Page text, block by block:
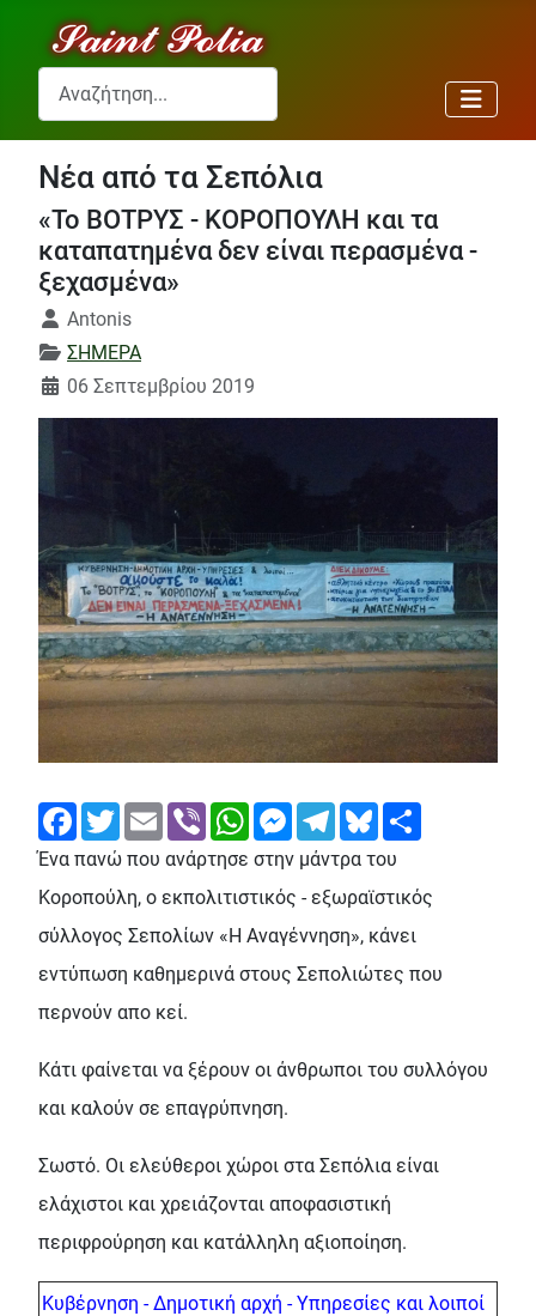
Αναζήτηση...
Νέα από τα Σεπόλια
«Το ΒΟΤΡΥΣ - ΚΟΡΟΠΟΥΛΗ και τα
καταπατημένα δεν είναι περασμένα -
ξεχασμένα»
Λεπτομέρειες
Antonis
ΣΗΜΕΡΑ
06 Σεπτεμβρίου 2019
FacebookTwitterEmail Viber WhatsAppMessengerTelegramBluesky
Ένα πανώ που ανάρτησε στην μάντρα του
Κοροπούλη, ο εκπολιτιστικός - εξωραϊστικός
σύλλογος Σεπολίων «Η Αναγέννηση», κάνει
εντύπωση καθημερινά στους Σεπολιώτες που
περνούν απο κεί.
Κάτι φαίνεται να ξέρουν οι άνθρωποι του συλλόγου
και καλούν σε επαγρύπνηση.
Σωστό. Οι ελεύθεροι χώροι στα Σεπόλια είναι
ελάχιστοι και χρειάζονται αποφασιστική
περιφρούρηση και κατάλληλη αξιοποίηση.
Κυβέρνηση - Δημοτική αρχή - Υπηρεσίες και λοιποί